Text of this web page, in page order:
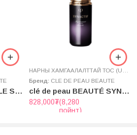
benzoate, K sorbate, trisodium
Aframomum angustifolium seed
phosphate, dulse extract,
silica, sockeye flower extract,
oil, iron oxide
clé de peau BEAUTÉ LE SÉRUM POUR LES LÈVRES (THE LIP SERUM) 15g
Бренд: CLE DE PEAU BEAUTE
clé de peau BEAUTÉ SYNACTIF DAYTIME MOISTURIZER ENRICHED N SPF30/PA++++ 20g
828,000₮(8,280
пойнт)